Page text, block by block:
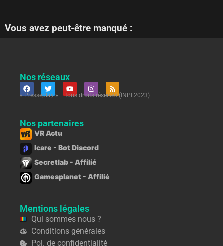
Vous avez peut-être manqué :
Nos réseaux
« Presseplay » – tous droits réservés (INPI 2023)
Nos partenaires
VR Actu
Icare - Bot Discord
Secretlab - Affilié
Gamesplanet - Affilié
Mentions légales
Qui sommes nous ?
Conditions générales
Pol. de confidentialité